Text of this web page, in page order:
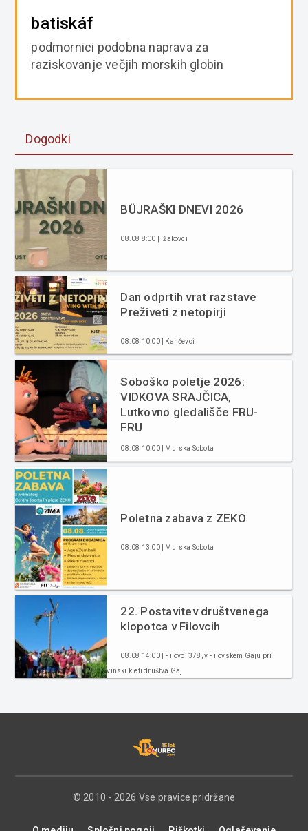
batiskáf
podmornici podobna naprava za
raziskovanje večjih morskih globin
Dogodki
BÜJRAŠKI DNEVI 2026
08.08 8:00 | Ižakovci
Dan odprtih vrat razstave
Preživeti z netopirji
08.08 10:00 | Kančevci
Soboško poletje 2026:
VIDKOVA SRAJČICA,
Lutkovno gledališče FRU-
FRU
08.08 10:00 | Murska Sobota
Poletna zabava z ZEKO
08.08 13:00 | Murska Sobota
22. Postavitev društvenega
klopotca v Filovcih
08.08 14:00 | Filovci 378, v Filovskem Gaju pri
vinski kleti društva Gaj
© 2010 - 2026 Vse pravice pridržane